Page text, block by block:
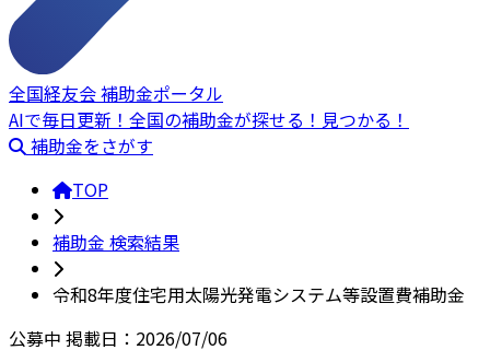
全国経友会 補助金ポータル
AIで毎日更新！全国の補助金が探せる！見つかる！
補助金をさがす
TOP
補助金 検索結果
令和8年度住宅用太陽光発電システム等設置費補助金
公募中 掲載日：2026/07/06